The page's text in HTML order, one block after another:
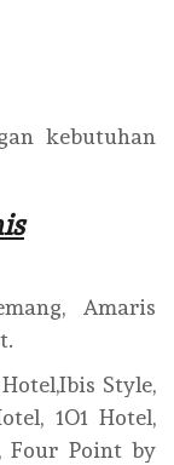
kebutuhan
Amaris
Style,
1O1 Hotel,
Four Point by